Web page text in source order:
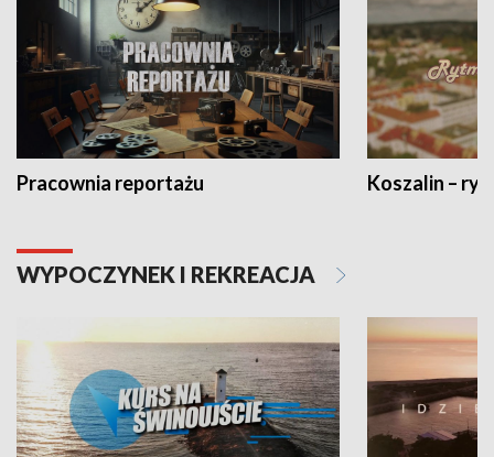
Pracownia reportażu Koszalin –
WYPOCZYNEK I REKREACJA